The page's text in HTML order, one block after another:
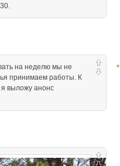
на неделю мы не
принимаем работы. К
я выложу анонс